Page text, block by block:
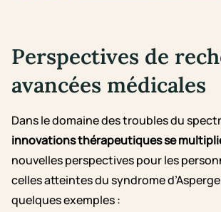
Perspectives de
avancées médicales
Dans le domaine des troubles du
innovations thérapeutiques se
nouvelles perspectives pour les
celles atteintes du syndrome
quelques exemples :